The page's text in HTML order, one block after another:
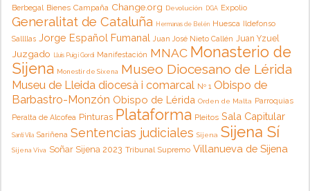
Berbegal Bienes Campaña Change.org Devolución DGA Expolio
Generalitat de Cataluña Hermanas de Belén Huesca Ildefonso
Sallllas Jorge Español Fumanal Juan José Nieto Callén Juan Yzuel
Juzgado Lluis Puig i Gordi Manifestación MNAC Monasterio de
Sijena Monestir de Sixena Museo Diocesano de Lérida
Museu de Lleida diocesà i comarcal Nº 1 Obispo de
Barbastro-Monzón Obispo de Lérida Orden de Malta Parroquias
Peralta de Alcofea Pinturas Plataforma Pleitos Sala Capitular
Santi Vila Sariñena Sentencias judiciales Sijena Sijena Sí
Sijena Viva Soñar Sijena 2023 Tribunal Supremo Villanueva de Sijena